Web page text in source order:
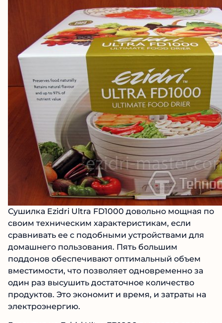
Сушилка Ezidri Ultra FD1000 довольно мощная по
своим техническим характеристикам, если
сравнивать ее с подобными устройствами для
домашнего пользования. Пять большим
поддонов обеспечивают оптимальный объем
вместимости, что позволяет одновременно за
один раз высушить достаточное количество
продуктов. Это экономит и время, и затраты на
электроэнергию.